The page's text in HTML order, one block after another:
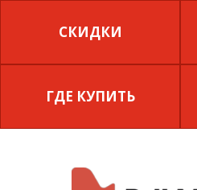
СКИДКИ
ГДЕ КУПИТЬ